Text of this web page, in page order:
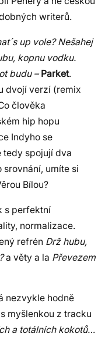
writerů.
up vole? Nešahej
kopnu vodku.
budu – Parket.
dvojí verzí (remix
člověka
hip hopu
Indyho se
tedy spojují dva
srovnání, umíte si
Bílou?
s perfektní
normalizace.
refrén Drž hubu,
a věty a la Převezem
nezvykle hodně
myšlenkou z tracku
a totálních kokotů…